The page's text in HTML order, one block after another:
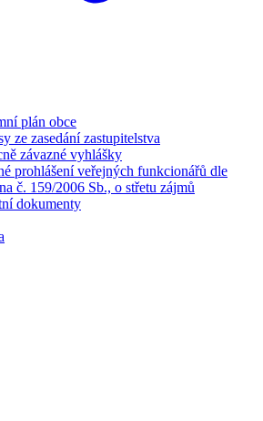
plán obce
ze zasedání zastupitelstva
závazné vyhlášky
prohlášení veřejných funkcionářů dle
č. 159/2006 Sb., o střetu zájmů
dokumenty